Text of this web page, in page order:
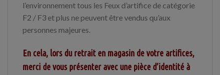
l’environnement tous les Feux d’artifice de catégorie
F2 / F3 et plus ne peuvent être vendus qu’aux
personnes majeures.
En cela, lors du retrait en magasin de votre artifices,
merci de vous présenter avec une pièce d’identité à